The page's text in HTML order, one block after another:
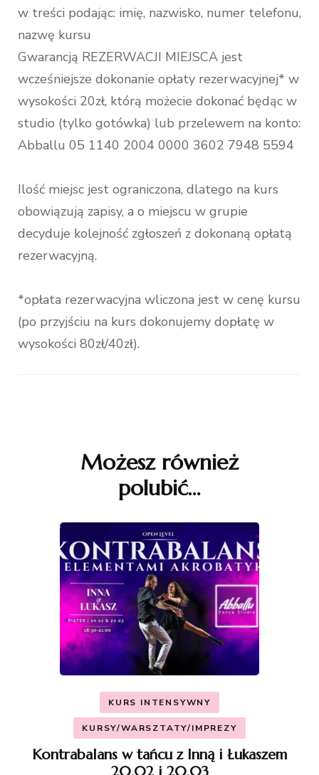
w treści podając: imię, nazwisko, numer telefonu,
nazwę kursu
Gwarancją REZERWACJI MIEJSCA jest
wcześniejsze dokonanie opłaty rezerwacyjnej* w
wysokości 20zł, którą możecie dokonać będąc w
studio (tylko gotówka) lub przelewem na konto:
Abballu 05 1140 2004 0000 3602 7948 5594
Ilość miejsc jest ograniczona, dlatego na kurs
obowiązują zapisy, a o miejscu w grupie
decyduje kolejność zgłoszeń z dokonaną opłatą
rezerwacyjną.
*opłata rezerwacyjna wliczona jest w cenę kursu
(po przyjściu na kurs dokonujemy dopłatę w
wysokości 80zł/40zł).
Możesz również
polubić…
KURS INTENSYWNY
KURSY/WARSZTATY/IMPREZY
Kontrabalans w tańcu z Inną i Łukaszem